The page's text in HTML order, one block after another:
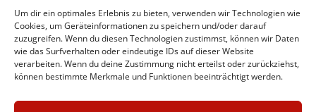
Um dir ein optimales Erlebnis zu bieten, verwenden wir Technologien wie
Cookies, um Geräteinformationen zu speichern und/oder darauf
zuzugreifen. Wenn du diesen Technologien zustimmst, können wir Daten
wie das Surfverhalten oder eindeutige IDs auf dieser Website
verarbeiten. Wenn du deine Zustimmung nicht erteilst oder zurückziehst,
können bestimmte Merkmale und Funktionen beeinträchtigt werden.
Mehr
© Copyright Hintergrund.de, 2015 - 2026
Zum Newsletter jetzt kostenlos